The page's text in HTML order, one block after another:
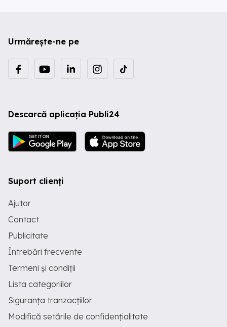
Urmărește-ne pe
Descarcă aplicația Publi24
Suport clienți
Ajutor
Contact
Publicitate
Întrebări frecvente
Termeni și condiții
Lista categoriilor
Siguranța tranzacțiilor
Modifică setările de confidențialitate